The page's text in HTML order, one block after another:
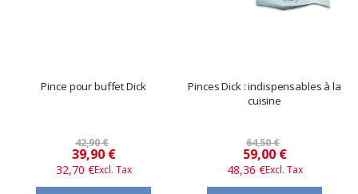
Pince pour buffet Dick
42,90 €
Prix
​​
spécial
39,90 €
32,70 €
Pinces Dick : indispensables à la
cuisine
64,50 €
Prix
​​
spécial
59,00 €
48,36 €